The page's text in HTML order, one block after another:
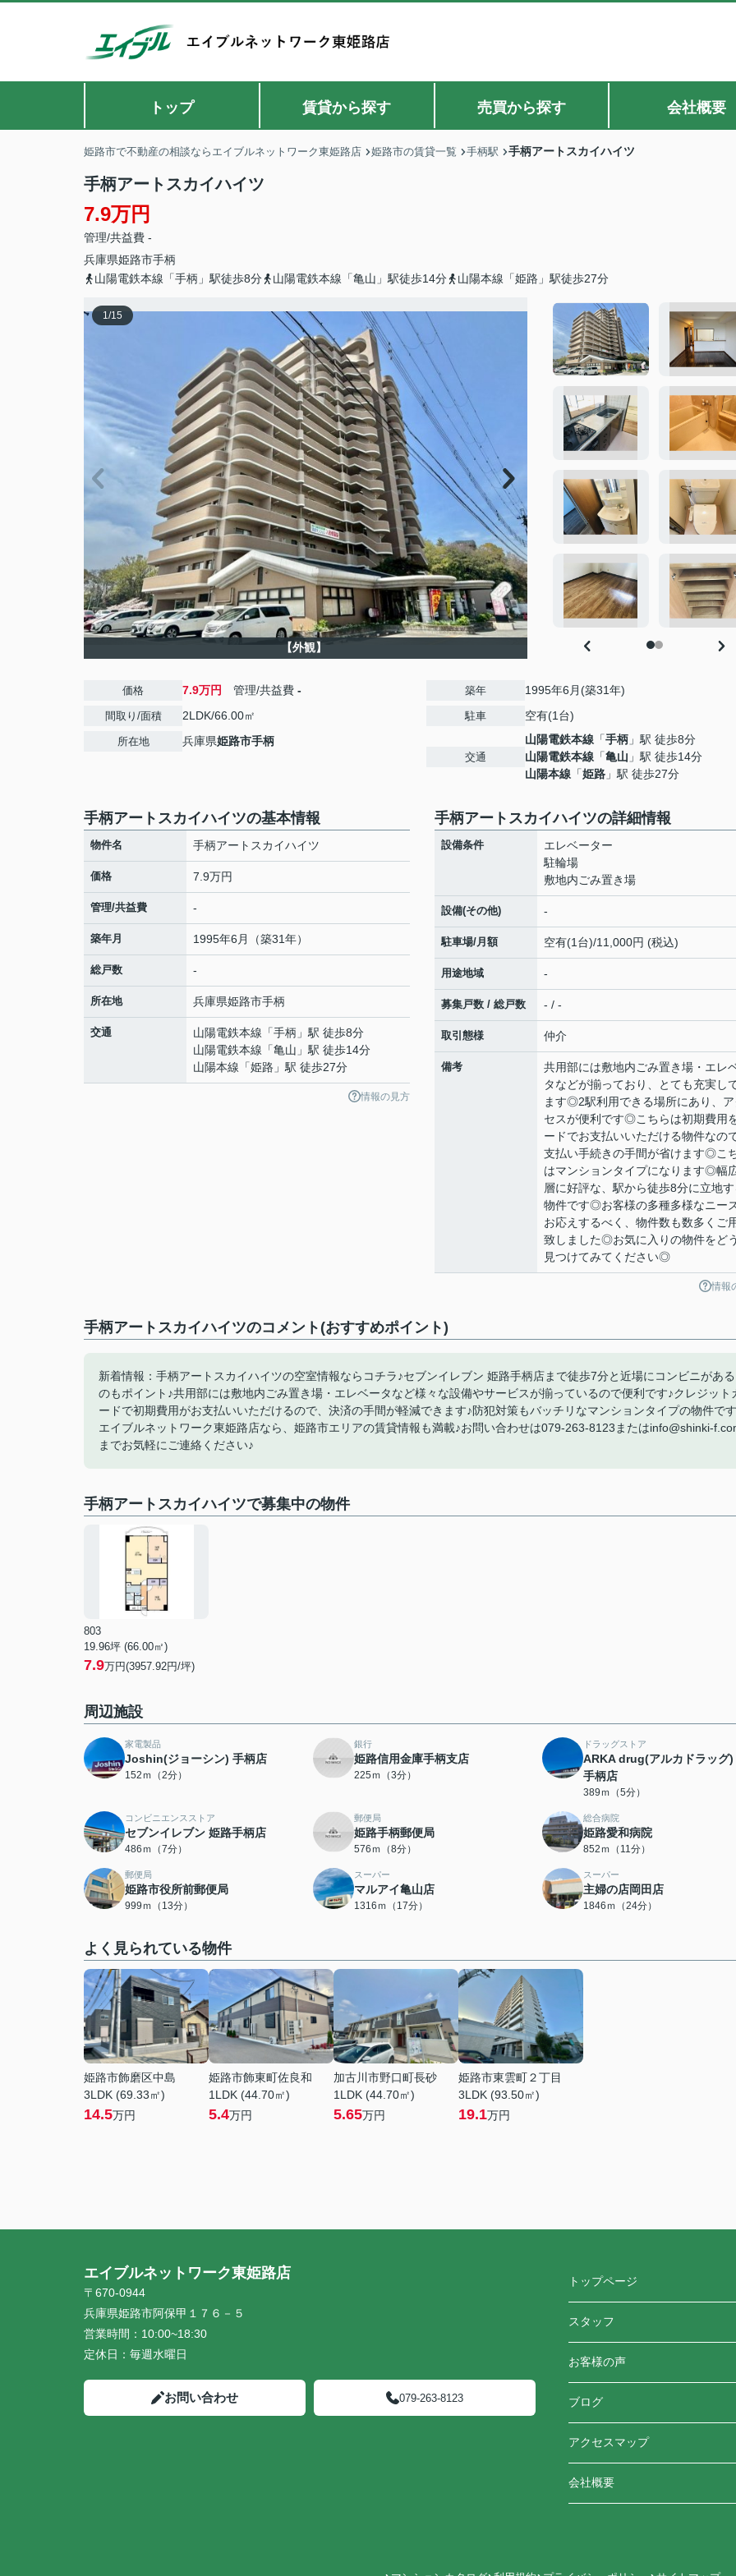
トップ 賃貸から探す 売買から探す 会社概要
姫路市で不動産の相談ならエイブルネットワーク東姫路店 姫路市の賃貸一覧 手柄駅 手柄アートスカイハイツ
手柄アートスカイハイツ
7.9万円
管理/共益費 -
兵庫県姫路市手柄
山陽電鉄本線「手柄」駅徒歩8分
山陽電鉄本線「亀山」駅徒歩14分 山陽本線「姫路」駅徒歩27分
1/15
【外観】
価格 7.9万円 管理/共益費 -
間取り/面積 2LDK/66.00㎡
所在地 兵庫県姫路市手柄
築年 1995年6月(築31年)
駐車 空有(1台)
交通
山陽電鉄本線 「手柄 」駅 徒歩8分
山陽電鉄本線 「亀山 」駅 徒歩14分
山陽本線 「姫路 」駅 徒歩27分
手柄アートスカイハイツの基本情報
物件名 手柄アートスカイハイツ
価格 7.9万円
管理/共益費 -
築年月 1995年6月（築31年）
総戸数 -
所在地 兵庫県姫路市手柄
交通 山陽電鉄本線 「手柄 」駅 徒歩8分
山陽電鉄本線 「亀山 」駅 徒歩14分
山陽本線 「姫路 」駅 徒歩27分
情報の見方
手柄アートスカイハイツの詳細情報
設備条件
エレベーター
駐輪場
敷地内ごみ置き場
設備(その他) -
駐車場/月額 空有(1台)/11,000円 (税込)
用途地域 -
募集戸数 / 総戸数 - / -
取引態様 仲介
備考
共用部には敷地内ごみ置き場・エレ
タなどが揃っており、とても充実し
ます◎2駅利用できる場所にあり、
セスが便利です◎こちらは初期費用
ードでお支払いいただける物件なの
支払い手続きの手間が省けます◎こ
はマンションタイプになります◎幅
層に好評な、駅から徒歩8分に立地
物件です◎お客様の多種多様なニー
お応えするべく、物件数も数多くご
致しました◎お気に入りの物件をど
見つけてみてください◎
情報
手柄アートスカイハイツのコメント(おすすめポイント)
新着情報：手柄アートスカイハイツの空室情報ならコチラ♪セブンイレブン 姫路手柄店まで徒歩7分と近場にコンビニがある
のもポイント♪共用部には敷地内ごみ置き場・エレベータなど様々な設備やサービスが揃っているので便利です♪クレジット
ードで初期費用がお支払いいただけるので、決済の手間が軽減できます♪防犯対策もバッチリなマンションタイプの物件で
エイブルネットワーク東姫路店なら、姫路市エリアの賃貸情報も満載♪お問い合わせは079-263-8123またはinfo@shinki-
までお気軽にご連絡ください♪
手柄アートスカイハイツで募集中の物件
803
19.96坪 (66.00㎡)
7.9万円(3957.92円/坪)
周辺施設
家電製品
Joshin(ジョーシン) 手柄店
152ｍ（2分）
銀行
姫路信用金庫手柄支店
225ｍ（3分）
ドラッグストア
ARKA drug(アルカドラッグ)
手柄店
389ｍ（5分）
コンビニエンスストア
セブンイレブン 姫路手柄店
486ｍ（7分）
郵便局
姫路手柄郵便局
576ｍ（8分）
総合病院
姫路愛和病院
852ｍ（11分）
郵便局
姫路市役所前郵便局
999ｍ（13分）
スーパー
マルアイ亀山店
1316ｍ（17分）
スーパー
主婦の店岡田店
1846ｍ（24分）
よく見られている物件
姫路市飾磨区中島
3LDK (69.33㎡)
14.5万円
姫路市飾東町佐良和
1LDK (44.70㎡)
5.4万円
加古川市野口町長砂
1LDK (44.70㎡)
5.65万円
姫路市東雲町２丁目
3LDK (93.50㎡)
19.1万円
エイブルネットワーク東姫路店
〒670-0944
兵庫県姫路市阿保甲１７６－５
営業時間： 10:00~18:30
定休日： 毎週水曜日
お問い合わせ 079-263-8123
トップページ
スタッフ
お客様の声
ブログ
アクセスマップ
会社概要